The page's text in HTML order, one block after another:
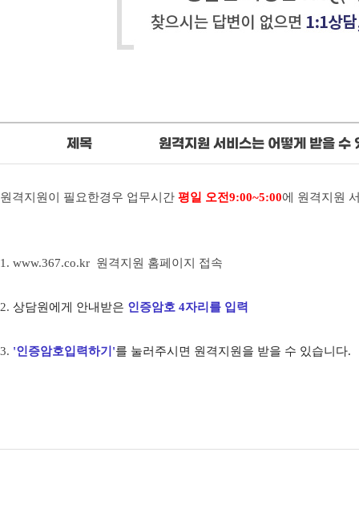
제목 원격지원 서비스는 어떻게 받을 수
원격지원이 필요한경우 업무시간 평일 오전9:00~5:00에 원격지원
1. www.367.co.kr ​ 원격지원 홈페이지 접속
2. 상담원에게 안내받은 인증암호 4자리를 입력
3. '인증암호입력하기'를 눌러주시면 원격지원을 받을 수 있습니다.